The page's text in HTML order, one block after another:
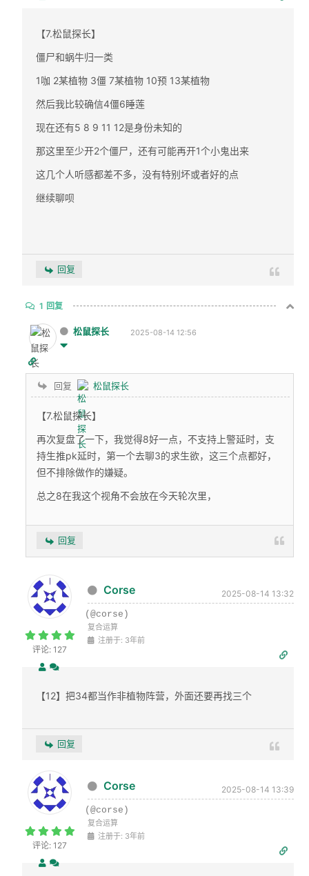
【7.松鼠探长】
僵尸和蜗牛归一类
1咖 2某植物 3僵 7某植物 10预 13某植物
然后我比较确信4僵6睡莲
现在还有5 8 9 11 12是身份未知的
那这里至少开2个僵尸，还有可能再开1个小鬼出来
这几个人听感都差不多，没有特别坏或者好的点
继续聊呗
回复
1 回复
松鼠探长 2025-08-14 12:56
回复 松鼠探长
【7.松鼠探长】
再次复盘了一下，我觉得8好一点，不支持上警延时，支
持生推pk延时，第一个去聊3的求生欲，这三个点都好，
但不排除做作的嫌疑。
总之8在我这个视角不会放在今天轮次里，
回复
评论: 127
Corse
2025-08-14 13:32
(@corse)
复合运算
注册于: 3年前
【12】把34都当作非植物阵营，外面还要再找三个
回复
评论: 127
Corse
2025-08-14 13:39
(@corse)
复合运算
注册于: 3年前